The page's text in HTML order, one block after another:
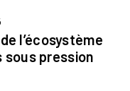
l’écosystème
pression